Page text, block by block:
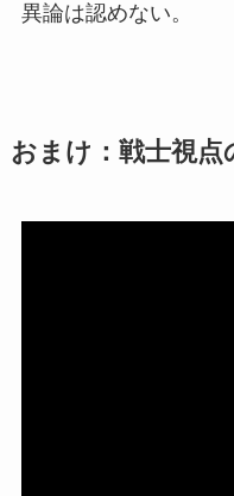
異論は認めない。
おまけ：戦士視点